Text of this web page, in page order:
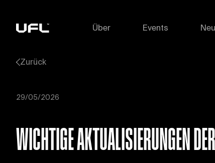
Über Events
Zurück
29/05/2026
WICHTIGE AKTUALISIERUNGEN